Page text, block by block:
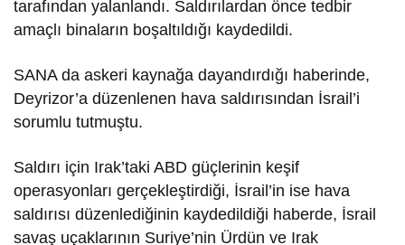
tarafından yalanlandı. Saldırılardan önce tedbir
amaçlı binaların boşaltıldığı kaydedildi.
SANA da askeri kaynağa dayandırdığı haberinde,
Deyrizor’a düzenlenen hava saldırısından İsrail’i
sorumlu tutmuştu.
Saldırı için Irak’taki ABD güçlerinin keşif
operasyonları gerçekleştirdiği, İsrail’in ise hava
saldırısı düzenlediğinin kaydedildiği haberde, İsrail
savaş uçaklarının Suriye’nin Ürdün ve Irak